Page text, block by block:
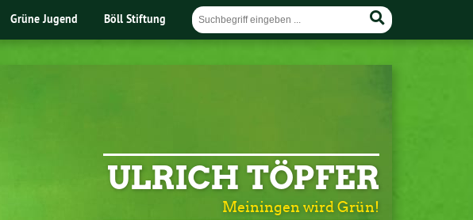
Grüne Jugend Böll Stiftung
ULRICH TÖPFER
Meiningen wird Grün!